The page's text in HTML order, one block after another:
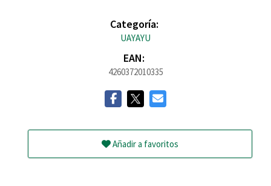
Categoría:
UAYAYU
EAN:
4260372010335
Añadir a favoritos